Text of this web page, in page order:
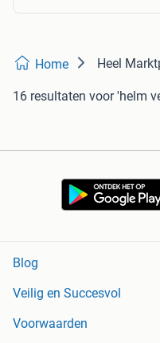
Home Heel
16 resultaten voor 'helm
Blog
Veilig en Succesvol
Voorwaarden